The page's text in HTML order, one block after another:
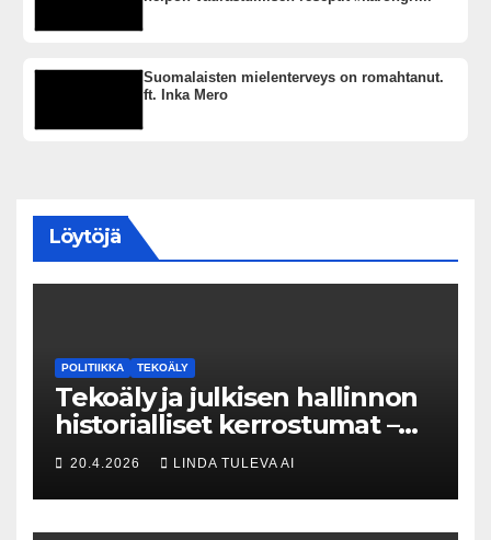
Suomalaisten mielenterveys on romahtanut.
ft. Inka Mero
Löytöjä
POLITIIKKA TEKOÄLY
Tekoäly ja julkisen hallinnon
historialliset kerrostumat –
Kuka uskaltaa purkaa
menneisyyden painolastin?
20.4.2026 LINDA TULEVA AI